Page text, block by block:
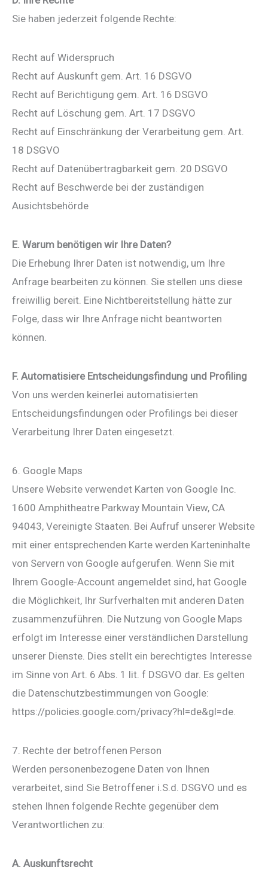
Sie haben jederzeit folgende Rechte:
Recht auf Widerspruch
Recht auf Auskunft gem. Art. 16 DSGVO
Recht auf Berichtigung gem. Art. 16 DSGVO
Recht auf Löschung gem. Art. 17 DSGVO
Recht auf Einschränkung der Verarbeitung gem. Art.
18 DSGVO
Recht auf Datenübertragbarkeit gem. 20 DSGVO
Recht auf Beschwerde bei der zuständigen
Ausichtsbehörde
E. Warum benötigen wir Ihre Daten?
Die Erhebung Ihrer Daten ist notwendig, um Ihre
Anfrage bearbeiten zu können. Sie stellen uns diese
freiwillig bereit. Eine Nichtbereitstellung hätte zur
Folge, dass wir Ihre Anfrage nicht beantworten
können.
F. Automatisiere Entscheidungsfindung und Profiling
Von uns werden keinerlei automatisierten
Entscheidungsfindungen oder Profilings bei dieser
Verarbeitung Ihrer Daten eingesetzt.
6. Google Maps
Unsere Website verwendet Karten von Google Inc.
1600 Amphitheatre Parkway Mountain View, CA
94043, Vereinigte Staaten. Bei Aufruf unserer Website
mit einer entsprechenden Karte werden Karteninhalte
von Servern von Google aufgerufen. Wenn Sie mit
Ihrem Google-Account angemeldet sind, hat Google
die Möglichkeit, Ihr Surfverhalten mit anderen Daten
zusammenzuführen. Die Nutzung von Google Maps
erfolgt im Interesse einer verständlichen Darstellung
unserer Dienste. Dies stellt ein berechtigtes Interesse
im Sinne von Art. 6 Abs. 1 lit. f DSGVO dar. Es gelten
die Datenschutzbestimmungen von Google:
https://policies.google.com/privacy?hl=de&gl=de.
7. Rechte der betroffenen Person
Werden personenbezogene Daten von Ihnen
verarbeitet, sind Sie Betroffener i.S.d. DSGVO und es
stehen Ihnen folgende Rechte gegenüber dem
Verantwortlichen zu:
A. Auskunftsrecht